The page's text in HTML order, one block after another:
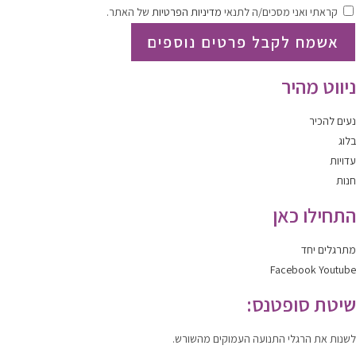
קראתי ואני מסכים/ה לתנאי מדיניות הפרטיות של האתר.
אשמח לקבל פרטים נוספים
ניווט מהיר
נעים להכיר
בלוג
עדויות
חנות
התחילו כאן
מתרגלים יחד
FacebookYoutube
שיטת סופטנס:
לשנות את הרגלי התנועה העמוקים מהשורש.